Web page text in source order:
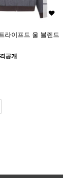
라이프드 울 블렌드
공개